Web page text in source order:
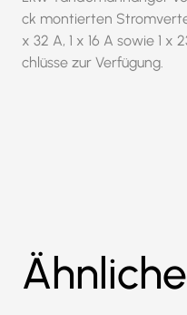
ck montierten
x 32 A, 1 x 16 A sowie 1
chlüsse zur Verfügung.